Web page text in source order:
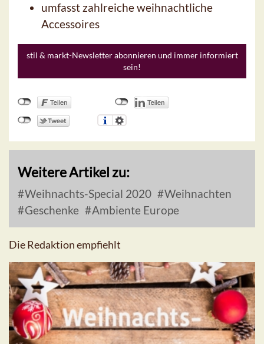
umfasst zahlreiche weihnachtliche
Accessoires
stil & markt-Newsletter abonnieren und immer informiert
sein!
Weitere Artikel zu:
Weihnachts-Special 2020
Weihnachten
Geschenke
Ambiente Europe
Die Redaktion empfiehlt